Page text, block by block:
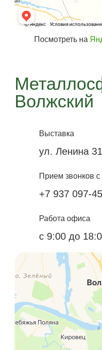
Посмотреть на
Волжский
Выставка
ул. Ленина
Прием звонков
+7 937 097-
Работа офиса
с 9:00 до